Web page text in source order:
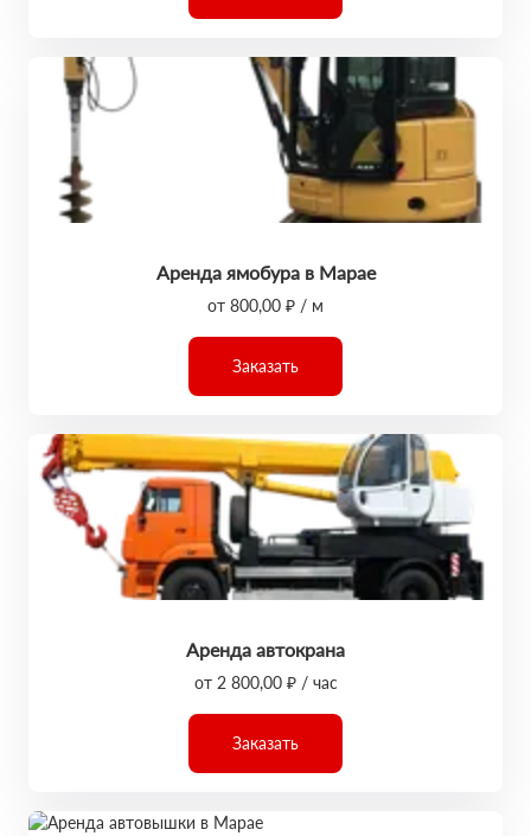
Аренда ямобура в Марае
от 800,00 ₽ / м
Заказать
Аренда автокрана
от 2 800,00 ₽ / час
Заказать